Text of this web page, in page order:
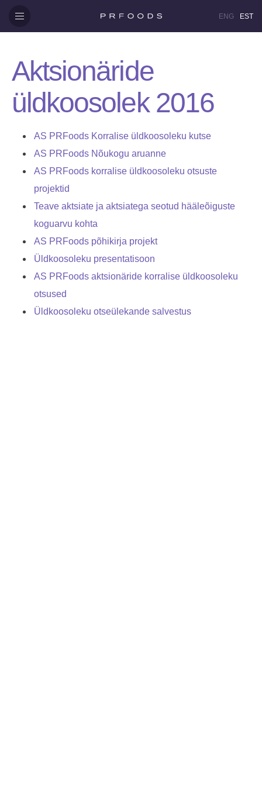
ENG EST
Aktsionäride
üldkoosolek 2016
AS PRFoods Korralise üldkoosoleku kutse
AS PRFoods Nõukogu aruanne
AS PRFoods korralise üldkoosoleku otsuste
projektid
Teave aktsiate ja aktsiatega seotud hääleõiguste
koguarvu kohta
AS PRFoods põhikirja projekt
Üldkoosoleku presentatisoon
AS PRFoods aktsionäride korralise üldkoosoleku
otsused
Üldkoosoleku otseülekande salvestus